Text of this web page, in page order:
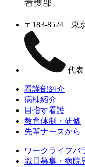
〒183-8524 東
代表
看護部紹介
病棟紹介
目指す看護
教育体制・研修
先輩ナースから
ワークライフバ
職員募集・病院